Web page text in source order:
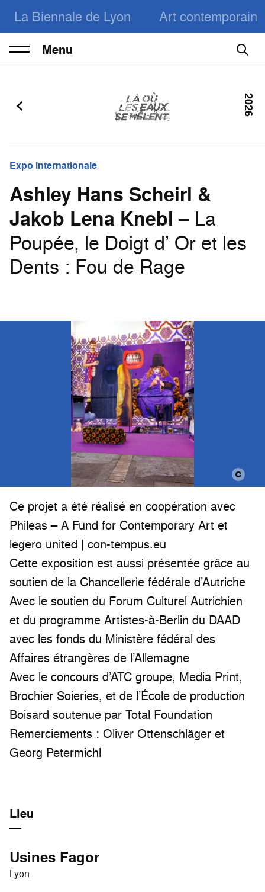
La Biennale de Lyon Art contemporain
Menu
Expo internationale
Ashley Hans Scheirl &
Jakob Lena Knebl – La
Poupée, le Doigt d’ Or et les
Dents : Fou de Rage
2026
Ce projet a été réalisé en coopération avec
Phileas – A Fund for Contemporary Art et
legero united | con-tempus.eu
Cette exposition est aussi présentée grâce au
soutien de la Chancellerie fédérale d’Autriche
Avec le soutien du Forum Culturel Autrichien
et du programme Artistes-à-Berlin du DAAD
avec les fonds du Ministère fédéral des
Affaires étrangères de l’Allemagne
Avec le concours d’ATC groupe, Media Print,
Brochier Soieries, et de l’École de production
Boisard soutenue par Total Foundation
Remerciements : Oliver Ottenschläger et
Georg Petermichl
Lieu
Usines Fagor
Lyon